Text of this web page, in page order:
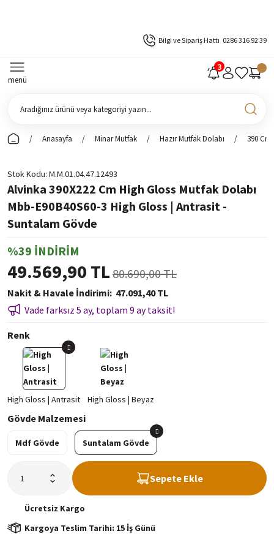
Bilgi ve Sipariş Hattı 0286 316 92 39
menü
Anasayfa Minar Mutfak Hazır Mutfak Dolabı 390 Cm
Stok Kodu M.M.01.04.47.12493
Alvinka 390X222 Cm High Gloss Mutfak Dolabı
Mbb-E90B40S60-3 High Gloss | Antrasit -
Suntalam Gövde
%39 İNDİRİM
49.569,90 TL 80.690,00 TL
Nakit & Havale İndirimi 47.091,40 TL
Vade farksız 5 ay, toplam 9 ay taksit!
Renk
Gövde Malzemesi
Mdf Gövde Suntalam Gövde
Sepete Ekle
Ücretsiz Kargo
Kargoya Teslim Tarihi: 15 İş Günü